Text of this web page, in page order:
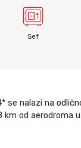
Sef
se nalazi na
km od aerodroma